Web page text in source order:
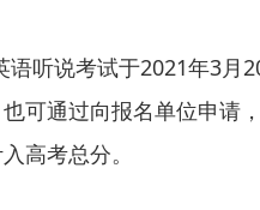
听说考试于2021年3月
可通过向报名单位申请
高考总分。